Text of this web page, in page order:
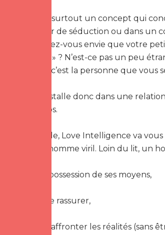
La virilité est surtout un concept qui
dans un désir de séduction ou dans un
Imaginez, avez-vous envie que votre
trouve « viril » ? N’est-ce pas un peu
trouver viril, c’est la personne que vous
La virilité s’installe donc dans une
tout le temps.
Dans ce guide, Love Intelligence va
en vous un homme viril. Loin du lit, un
En pleine possession de ses moyens,
capable de rassurer,
capable d’affronter les réalités (sans